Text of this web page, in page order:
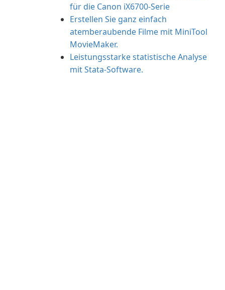
für die Canon iX6700-Serie
Erstellen Sie ganz einfach
atemberaubende Filme mit MiniTool
MovieMaker.
Leistungsstarke statistische Analyse
mit Stata-Software.